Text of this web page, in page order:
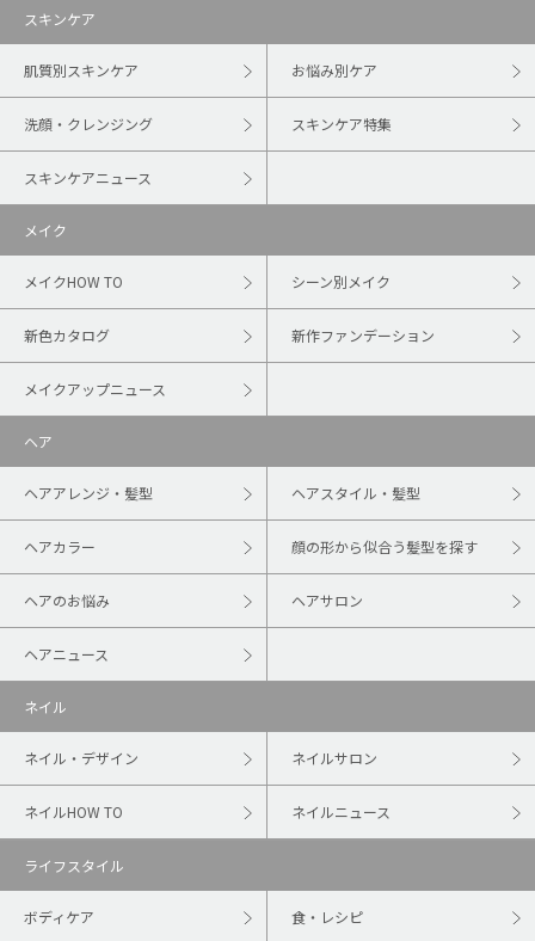
スキンケア
肌質別スキンケア お悩み別ケア
洗顔・クレンジング スキンケア特集
スキンケアニュース
メイク
メイクHOW TO シーン別メイク
新色カタログ 新作ファンデーション
メイクアップニュース
ヘア
ヘアアレンジ・髪型 ヘアスタイル・髪型
ヘアカラー 顔の形から似合う髪型を探す
ヘアのお悩み ヘアサロン
ヘアニュース
ネイル
ネイル・デザイン ネイルサロン
ネイルHOW TO ネイルニュース
ライフスタイル
ボディケア 食・レシピ